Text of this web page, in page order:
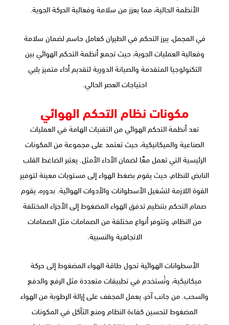
الأنظمة الحالية، مما يعزز من سلامة وفعالية الحركة الجوية.
في المجمل، يبرز التحكم في الطيران كعامل حاسم لضمان سلامة
وفعالية العمليات الجوية، حيث تجمع أنظمة التحكم الهوائي بين
التكنولوجيا المتقدمة والصيانة الدورية لتقديم أداء متميز يلبي
احتياجات العصر الحالي.
مكونات نظام التحكم الهوائي
تعد أنظمة التحكم الهوائي من التقنيات الهامة في العمليات
الصناعية والميكانيكية، حيث تعتمد على مجموعة من المكونات
الرئيسية التي تعمل معًا لضمان الأداء الأمثل. يعتبر الضاغط القلب
النابض للنظام، حيث يقوم بضغط الهواء إلى مستويات معينة لتوفير
القوة اللازمة لتشغيل الأسطوانات والأدوات الهوائية. بدوره، يقوم
صمام التحكم بتنظيم تدفق الهواء المضغوط إلى الأجزاء المختلفة
من النظام، وتتوفر أنواع مختلفة من الصمامات مثل الصمامات
الاتجاهية والنسبية.
الأسطوانات الهوائية تحول طاقة الهواء المضغوط إلى حركة
ميكانيكية، وتُستخدم في تطبيقات متعددة مثل الرفع والدفع
والسحب. من جانب آخر، يعمل المجفف على إزالة الرطوبة من الهواء
المضغوط لتحسين كفاءة النظام ومنع التآكل في المكونات